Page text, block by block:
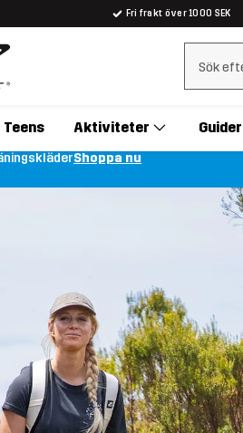
Fri frakt över 1000 SEK
Rensa sök
Teens Aktiviteter Guider
Shoppa nu